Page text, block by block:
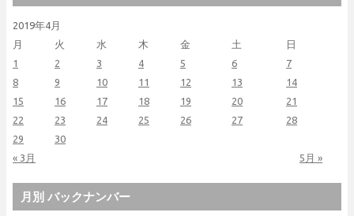
2019年4月
月
火 水 木 金 土 日
« 3月 5月 »
1 2 3 4 5 6
7
8
9 10 11 12 13
14
15
16 17 18 19 20
21
22
23 24 25 26 27
28
29
30
月別 バックナンバー